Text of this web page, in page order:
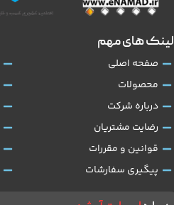
لینک های مهم
صفحه اصلی
محصولات
درباره شرکت
رضایت مشتریان
قوانین و مقررات
پیگیری سفارشات